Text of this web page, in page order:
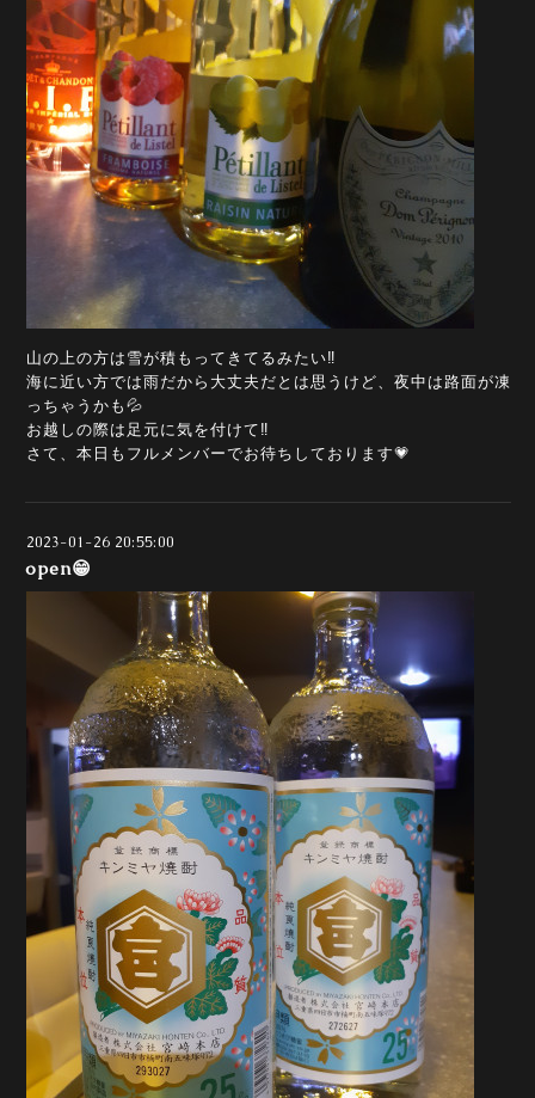
山の上の方は雪が積もってきてるみたい‼️
海に近い方では雨だから大丈夫だとは思うけど、夜中は路面が凍
っちゃうかも💦
お越しの際は足元に気を付けて‼️
さて、本日もフルメンバーでお待ちしております💗
2023-01-26 20:55:00
open😁